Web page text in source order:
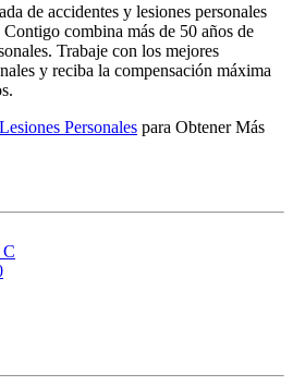
de accidentes y lesiones personales
combina más de 50 años de
Trabaje con los mejores
y reciba la compensación máxima
Personales para Obtener Más
C